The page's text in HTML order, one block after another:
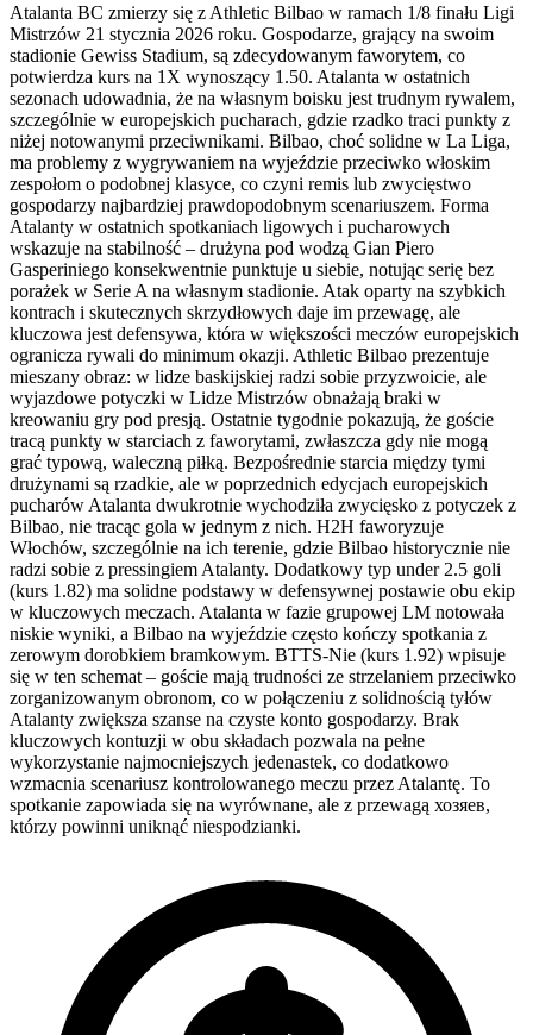
Atalanta BC zmierzy się z Athletic Bilbao w ramach 1/8 finału Ligi
Mistrzów 21 stycznia 2026 roku. Gospodarze, grający na swoim
stadionie Gewiss Stadium, są zdecydowanym faworytem, co
potwierdza kurs na 1X wynoszący 1.50. Atalanta w ostatnich
sezonach udowadnia, że na własnym boisku jest trudnym rywalem,
szczególnie w europejskich pucharach, gdzie rzadko traci punkty z
niżej notowanymi przeciwnikami. Bilbao, choć solidne w La Liga,
ma problemy z wygrywaniem na wyjeździe przeciwko włoskim
zespołom o podobnej klasyce, co czyni remis lub zwycięstwo
gospodarzy najbardziej prawdopodobnym scenariuszem. Forma
Atalanty w ostatnich spotkaniach ligowych i pucharowych
wskazuje na stabilność – drużyna pod wodzą Gian Piero
Gasperiniego konsekwentnie punktuje u siebie, notując serię bez
porażek w Serie A na własnym stadionie. Atak oparty na szybkich
kontrach i skutecznych skrzydłowych daje im przewagę, ale
kluczowa jest defensywa, która w większości meczów europejskich
ogranicza rywali do minimum okazji. Athletic Bilbao prezentuje
mieszany obraz: w lidze baskijskiej radzi sobie przyzwoicie, ale
wyjazdowe potyczki w Lidze Mistrzów obnażają braki w
kreowaniu gry pod presją. Ostatnie tygodnie pokazują, że goście
tracą punkty w starciach z faworytami, zwłaszcza gdy nie mogą
grać typową, waleczną piłką. Bezpośrednie starcia między tymi
drużynami są rzadkie, ale w poprzednich edycjach europejskich
pucharów Atalanta dwukrotnie wychodziła zwycięsko z potyczek z
Bilbao, nie tracąc gola w jednym z nich. H2H faworyzuje
Włochów, szczególnie na ich terenie, gdzie Bilbao historycznie nie
radzi sobie z pressingiem Atalanty. Dodatkowy typ under 2.5 goli
(kurs 1.82) ma solidne podstawy w defensywnej postawie obu ekip
w kluczowych meczach. Atalanta w fazie grupowej LM notowała
niskie wyniki, a Bilbao na wyjeździe często kończy spotkania z
zerowym dorobkiem bramkowym. BTTS-Nie (kurs 1.92) wpisuje
się w ten schemat – goście mają trudności ze strzelaniem przeciwko
zorganizowanym obronom, co w połączeniu z solidnością tyłów
Atalanty zwiększa szanse na czyste konto gospodarzy. Brak
kluczowych kontuzji w obu składach pozwala na pełne
wykorzystanie najmocniejszych jedenastek, co dodatkowo
wzmacnia scenariusz kontrolowanego meczu przez Atalantę. To
spotkanie zapowiada się na wyrównane, ale z przewagą хозяев,
którzy powinni uniknąć niespodzianki.